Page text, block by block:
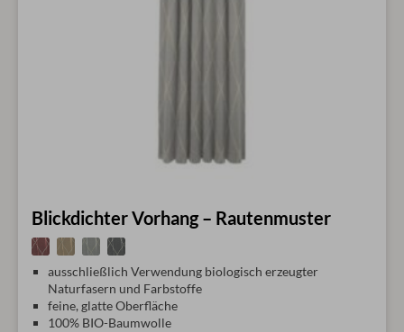
Blickdichter Vorhang – Rautenmuster
ausschließlich Verwendung biologisch erzeugter
Naturfasern und Farbstoffe
feine, glatte Oberfläche
100% BIO-Baumwolle